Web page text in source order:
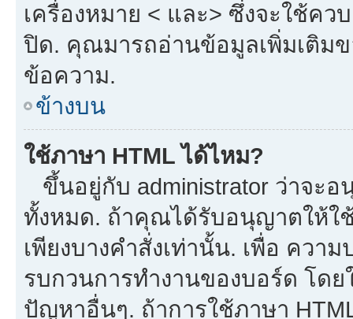
เครื่องหมาย < และ> ซึ่งจะใช้ค
ปิด. คุณมารถอ่านข้อมูลเพิ่มเติม
ข้อความ.
ข้างบน
ใช้ภาษา HTML ได้ไหม?
ขึ้นอยู่กับ administrator ว่าจะ
ทั้งหมด. ถ้าคุณได้รับอนุญาตให้ใ
เพียงบางคำสั่งเท่านั้น. เพื่อ ควา
รบกวนการทำงานของบอร์ด โด
ปัญหาอื่นๆ. ถ้าการใช้ภาษา